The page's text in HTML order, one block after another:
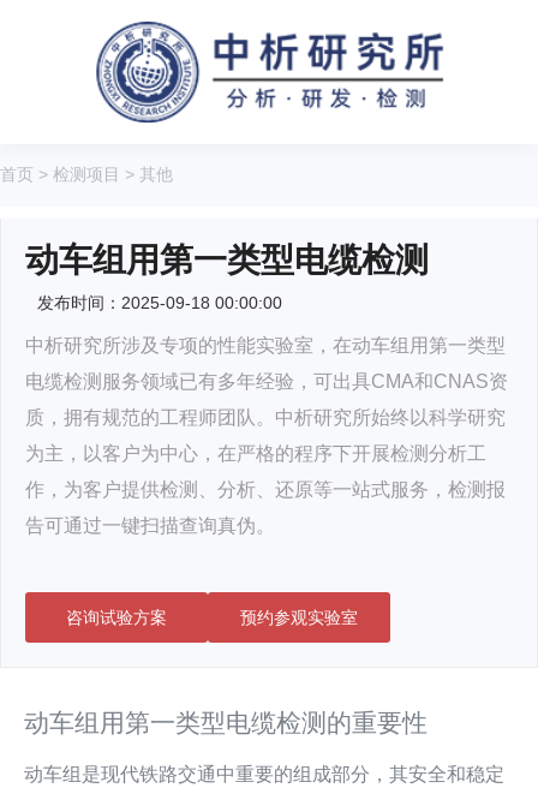
首页 > 检测项目 > 其他
动车组用第一类型电缆检测
发布时间：2025-09-18 00:00:00
中析研究所涉及专项的性能实验室，在动车组用第一类型
电缆检测服务领域已有多年经验，可出具CMA和CNAS资
质，拥有规范的工程师团队。中析研究所始终以科学研究
为主，以客户为中心，在严格的程序下开展检测分析工
作，为客户提供检测、分析、还原等一站式服务，检测报
告可通过一键扫描查询真伪。
咨询试验方案 预约参观实验室
动车组用第一类型电缆检测的重要性
动车组是现代铁路交通中重要的组成部分，其安全和稳定